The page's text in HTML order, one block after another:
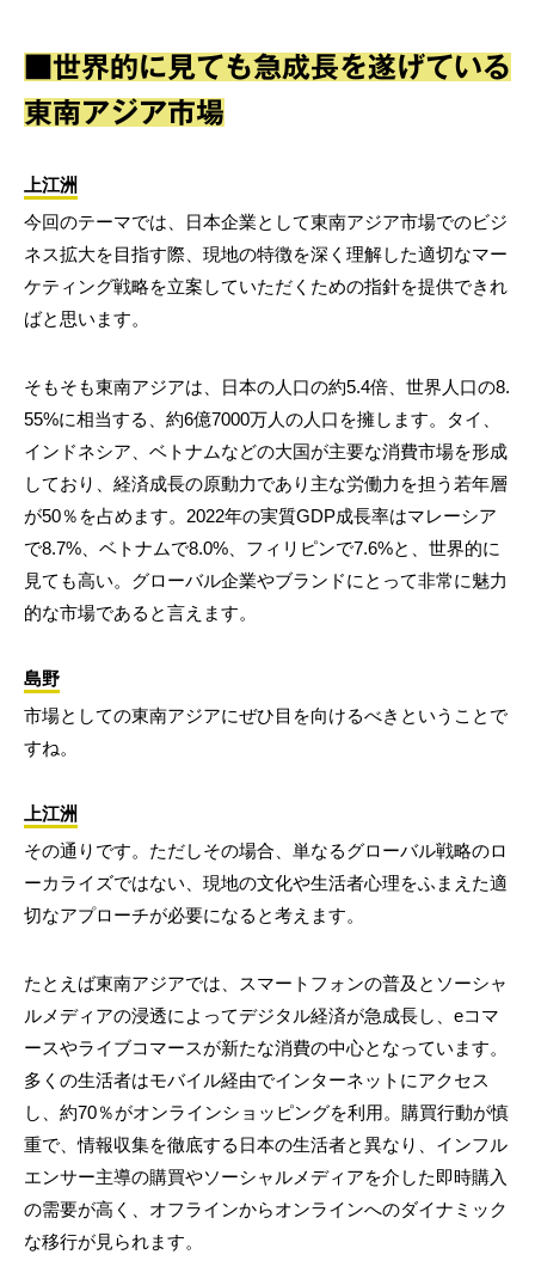
■世界的に見ても急成長を遂げている
東南アジア市場
上江洲
今回のテーマでは、日本企業として東南アジア市場でのビジ
ネス拡大を目指す際、現地の特徴を深く理解した適切なマー
ケティング戦略を立案していただくための指針を提供できれ
ばと思います。
そもそも東南アジアは、日本の人口の約5.4倍、世界人口の8.
55%に相当する、約6億7000万人の人口を擁します。タイ、
インドネシア、ベトナムなどの大国が主要な消費市場を形成
しており、経済成長の原動力であり主な労働力を担う若年層
が50％を占めます。2022年の実質GDP成長率はマレーシア
で8.7%、ベトナムで8.0%、フィリピンで7.6%と、世界的に
見ても高い。グローバル企業やブランドにとって非常に魅力
的な市場であると言えます。
島野
市場としての東南アジアにぜひ目を向けるべきということで
すね。
上江洲
その通りです。ただしその場合、単なるグローバル戦略のロ
ーカライズではない、現地の文化や生活者心理をふまえた適
切なアプローチが必要になると考えます。
たとえば東南アジアでは、スマートフォンの普及とソーシャ
ルメディアの浸透によってデジタル経済が急成長し、eコマ
ースやライブコマースが新たな消費の中心となっています。
多くの生活者はモバイル経由でインターネットにアクセス
し、約70％がオンラインショッピングを利用。購買行動が慎
重で、情報収集を徹底する日本の生活者と異なり、インフル
エンサー主導の購買やソーシャルメディアを介した即時購入
の需要が高く、オフラインからオンラインへのダイナミック
な移行が見られます。